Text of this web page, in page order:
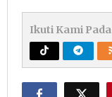
Ikuti Kami Pada